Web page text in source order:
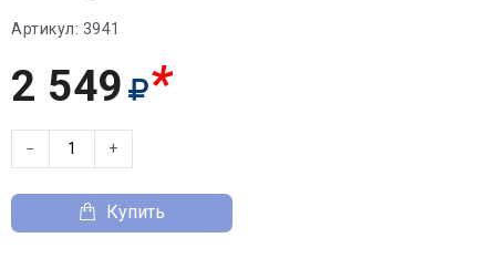
Артикул: 3941
2 549 *
− +
Купить